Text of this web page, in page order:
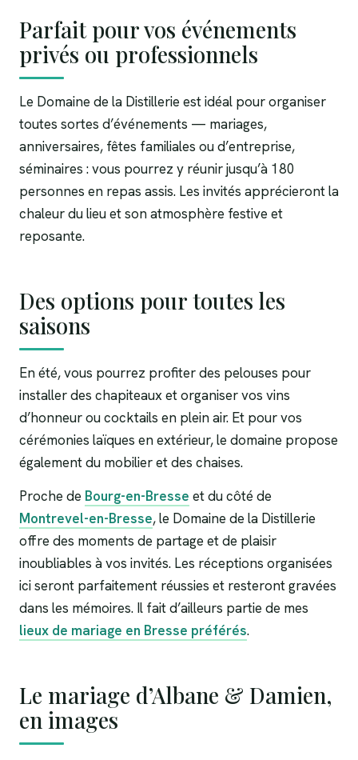
Parfait pour vos événements
privés ou professionnels
Le Domaine de la Distillerie est idéal pour organiser
toutes sortes d’événements — mariages,
anniversaires, fêtes familiales ou d’entreprise,
séminaires : vous pourrez y réunir jusqu’à 180
personnes en repas assis. Les invités apprécieront la
chaleur du lieu et son atmosphère festive et
reposante.
Des options pour toutes les
saisons
En été, vous pourrez profiter des pelouses pour
installer des chapiteaux et organiser vos vins
d’honneur ou cocktails en plein air. Et pour vos
cérémonies laïques en extérieur, le domaine propose
également du mobilier et des chaises.
Proche de Bourg-en-Bresse et du côté de
Montrevel-en-Bresse, le Domaine de la Distillerie
offre des moments de partage et de plaisir
inoubliables à vos invités. Les réceptions organisées
ici seront parfaitement réussies et resteront gravées
dans les mémoires. Il fait d’ailleurs partie de mes
lieux de mariage en Bresse préférés.
Le mariage d’Albane & Damien,
en images